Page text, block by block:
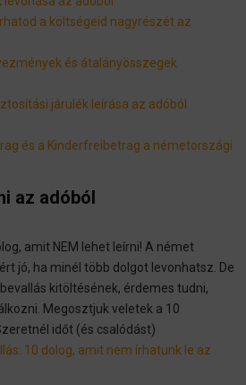
a költségeid nagyrészét az
és átalányösszegek
járulék leírása az adóból
és a Kinderfreibetrag a németországi
az adóból
amit NEM lehet leírni! A német
jó, ha minél több dolgot levonhatsz. De
kitöltésének, érdemes tudni,
Megosztjuk veletek a 10
időt (és csalódást)
10 dolog, amit nem írhatunk le az